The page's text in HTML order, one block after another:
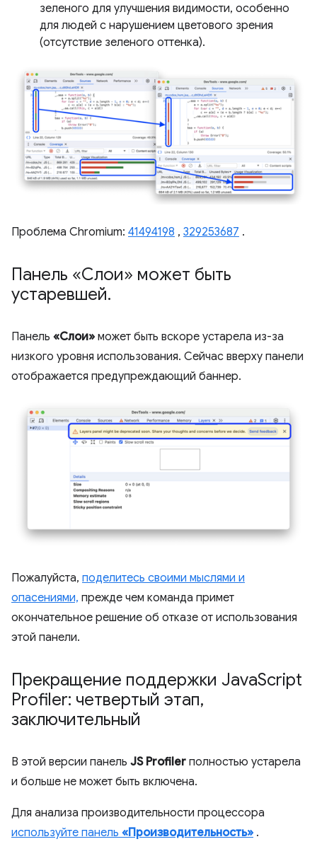
зеленого для улучшения видимости, особенно
для людей с нарушением цветового зрения
(отсутствие зеленого оттенка).
Проблема Chromium: 41494198 , 329253687 .
Панель «Слои» может быть
устаревшей.
Панель «Слои» может быть вскоре устарела из-за
низкого уровня использования. Сейчас вверху панели
отображается предупреждающий баннер.
Пожалуйста, поделитесь своими мыслями и
опасениями, прежде чем команда примет
окончательное решение об отказе от использования
этой панели.
Прекращение поддержки JavaScript
Profiler: четвертый этап,
заключительный
В этой версии панель JS Profiler полностью устарела
и больше не может быть включена.
Для анализа производительности процессора
используйте панель «Производительность» .